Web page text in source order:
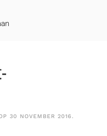
30 NOVEMBER 2016 .